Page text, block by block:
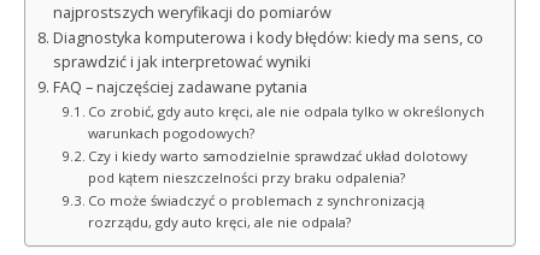
najprostszych weryfikacji do pomiarów
Diagnostyka komputerowa i kody błędów: kiedy ma sens, co
sprawdzić i jak interpretować wyniki
FAQ – najczęściej zadawane pytania
Co zrobić, gdy auto kręci, ale nie odpala tylko w określonych
warunkach pogodowych?
Czy i kiedy warto samodzielnie sprawdzać układ dolotowy
pod kątem nieszczelności przy braku odpalenia?
Co może świadczyć o problemach z synchronizacją
rozrządu, gdy auto kręci, ale nie odpala?